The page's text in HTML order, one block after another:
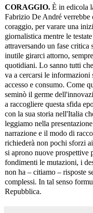
CORAGGIO. È in edicola
Fabri­zio De André verrebbe
coraggio, per varare una
giornalistica men­tre le
attraversando un fase
inutile girarci attor­no,
quotidiani. Lo sanno tutti
va a cercarsi le
accesso e consumo. Come
seminò il germe
a raccogliere questa sfida
con la sua storia nell'Italia
leggiamo nella
narrazione e il modo di
richiederà non pochi sforzi
si aprono nuove prospettive
fondimenti le mutazioni, i
non ha – citiamo – risposte
complessi. In tal senso
Repubblica.